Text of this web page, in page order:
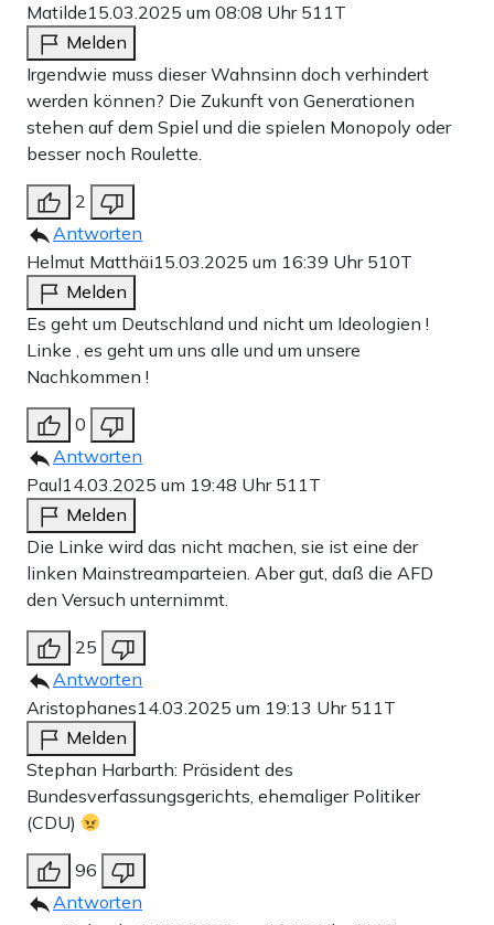
Matilde15.03.2025 um 08:08 Uhr 511T
Melden
Irgendwie muss dieser Wahnsinn doch verhindert
werden können? Die Zukunft von Generationen
stehen auf dem Spiel und die spielen Monopoly oder
besser noch Roulette.
2
Antworten
Helmut Matthäi15.03.2025 um 16:39 Uhr 510T
Melden
Es geht um Deutschland und nicht um Ideologien !
Linke , es geht um uns alle und um unsere
Nachkommen !
0
Antworten
Paul14.03.2025 um 19:48 Uhr 511T
Melden
Die Linke wird das nicht machen, sie ist eine der
linken Mainstreamparteien. Aber gut, daß die AFD
den Versuch unternimmt.
25
Antworten
Aristophanes14.03.2025 um 19:13 Uhr 511T
Melden
Stephan Harbarth: Präsident des
Bundesverfassungsgerichts, ehemaliger Politiker
(CDU)
96
Antworten